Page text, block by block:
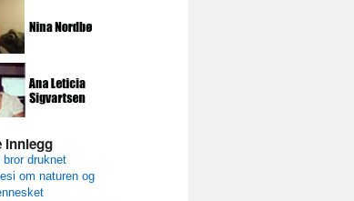
innlegg
bror druknet
om naturen og